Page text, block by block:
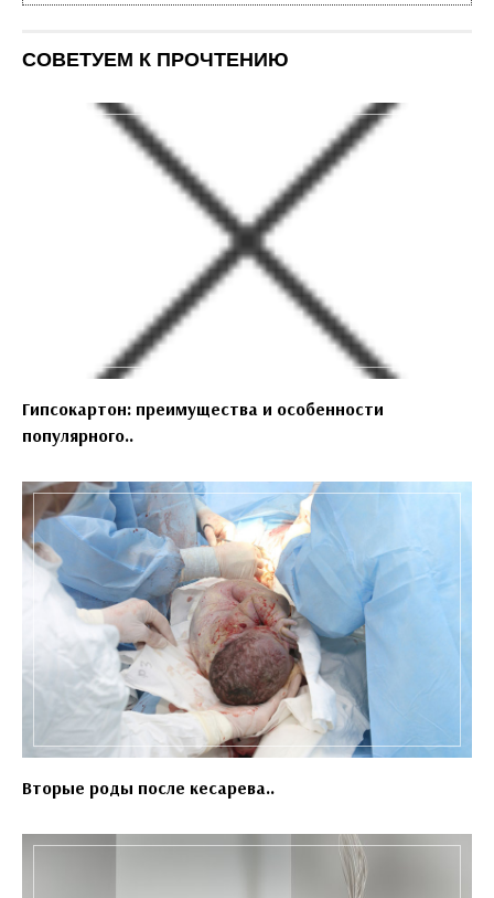
СОВЕТУЕМ К ПРОЧТЕНИЮ
Гипсокартон: преимущества и особенности
популярного..
Вторые роды после кесарева..